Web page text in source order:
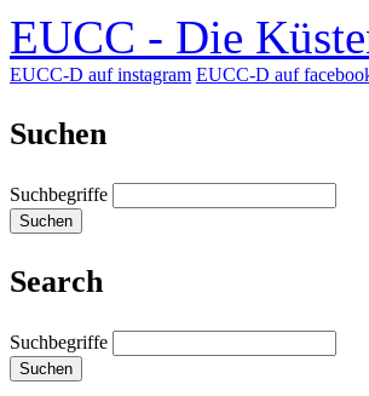
EUCC - Die
EUCC-D auf instagram EUCC-D auf
Suchen
Suchbegriffe
Suchen
Search
Suchbegriffe
Suchen